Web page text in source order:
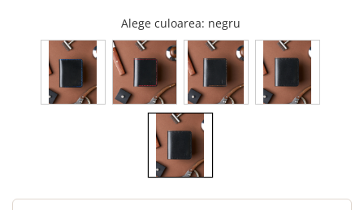
Alege culoarea: negru